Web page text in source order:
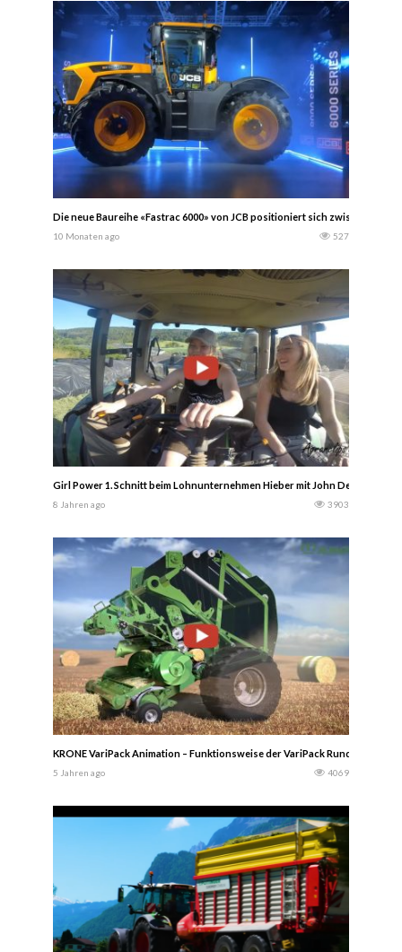
Die neue Baureihe «Fastrac 6000» von JCB positioniert sich zwischen den
10 Monaten ago 527
Girl Power 1. Schnitt beim Lohnunternehmen Hieber mit John Deere
8 Jahren ago 3903
KRONE VariPack Animation – Funktionsweise der VariPack
5 Jahren ago 4069